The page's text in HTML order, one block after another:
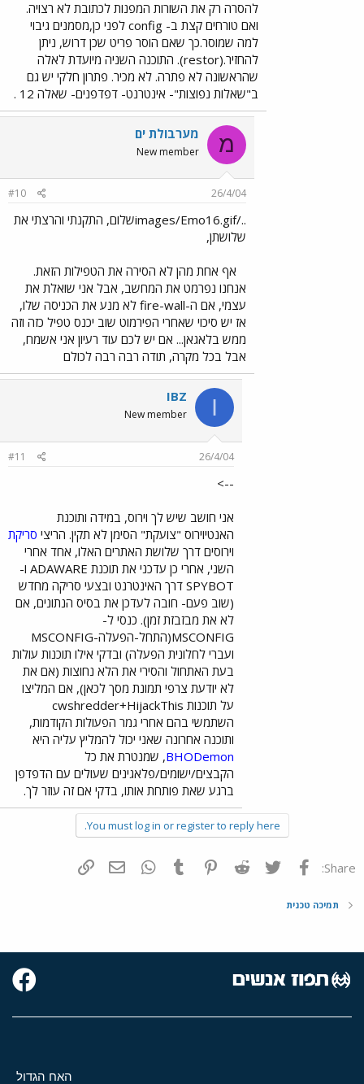
להסרה רק את השורות המפנות לכתובת לא רצויה.
ואם טורחים קצת ב- config לפני כן,מסמנים גיבוי
למה שמוסר.כך שאם הוסר פריט שכן דרוש, ניתן
להחזיר.(restor). התוכנה השניה מיועדת לאלה
שהראשונה לא פתרה. לא מכיר. פתרון חלקי יש גם
ב"שאלות נפוצות"- אינטרנט- דפדפנים- שאלה 12 .
מ מערבולת ים
New member
26/4/04
#10
../images/Emo16.gifשלום, התקנתי והרצתי את
שלושתן,
אף אחת מהן לא הסירה את הטפילות הזאת.
אנחנו נפרמט את המחשב, אבל אני שואלת את
עצמי, אם ה-fire-wall לא מנע את הכניסה שלו,
אז יש סיכוי שאחרי הפירמוט שוב יכנס טפיל כזה וזה
ממש בלאגאן... אם יש לכם עוד רעיון אני אשמח,
אבל בכל מקרה, תודה רבה רבה לכולם
I
IBZ
New member
26/4/04
#11
-->
אני חושב שיש לך וירוס, במידה ותוכנת
האנטיוירוס "צועקת" הסימן לא תקין. הריצי סריקת
וירוסים דרך שלושת האתרים האלו, אחד אחרי
השני, אחרי כן עדכני את תוכנת ADAWARE ו-
SPYBOT דרך האינטרנט ובצעי סריקה מחדש
(שוב פעם- חובה לעדכן את בסיס הנתונים, אם
לא את מבזבזת זמן). כנסי ל-
MSCONFIG(התחל-הפעלה-MSCONFIG
ועברי לחלונית הפעלה) ובדקי אילו תוכנות עולות
בעת האתחול והסירי את הלא נחוצות (אם את
לא יודעת צרפי תמונת מסך לכאן), אם המליצו
על תוכנות cwshredder+HijackThis
השתמשי בהם אחרי גמר הפעולות הקודמות,
ותוכנה אחרונה שאני יכול להמליץ עליה היא
BHODemon, שמנטרת את כל
הקבצים/ישומים/פלאגינים שעולים עם הדפדפן
ברגע שאת פותחת אותו, בדקי אם זה עוזר לך.
You must log in or register to reply here.
Share: פייסבוק Twitter
Reddit
Pinterest
Tumblr
WhatsAppדואר אלקטרוני
תמיכה טכנית
האח הגדול